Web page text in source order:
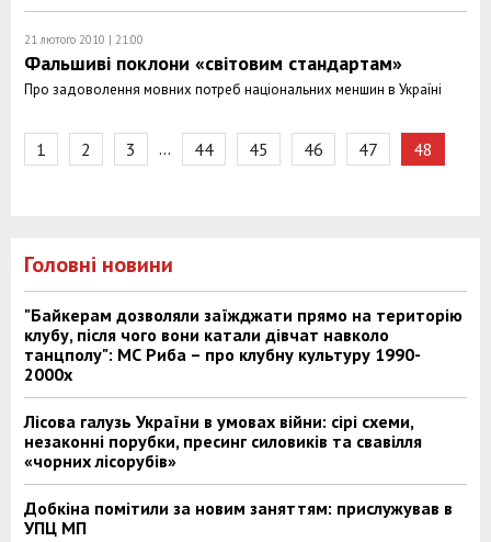
21 лютого 2010 | 21:00
Фальшиві поклони «світовим стандартам»
Про задоволення мовних потреб національних меншин в Україні
1 2 3 … 44 45 46 47 48
Головні новини
"Байкерам дозволяли заїжджати прямо на територію
клубу, після чого вони катали дівчат навколо
танцполу": МС Риба – про клубну культуру 1990-
2000х
Лісова галузь України в умовах війни: сірі схеми,
незаконні порубки, пресинг силовиків та свавілля
«чорних лісорубів»
Добкіна помітили за новим заняттям: прислужував в
УПЦ МП